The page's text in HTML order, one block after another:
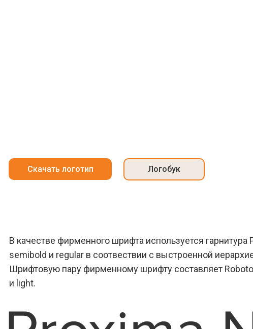
Скачать логотип Логобук
В качестве фирменного шрифта используется гарнитура
semibold и regular в соотвествии с выстроенной
Шрифтовую пару фирменному шрифту составляет
и light.